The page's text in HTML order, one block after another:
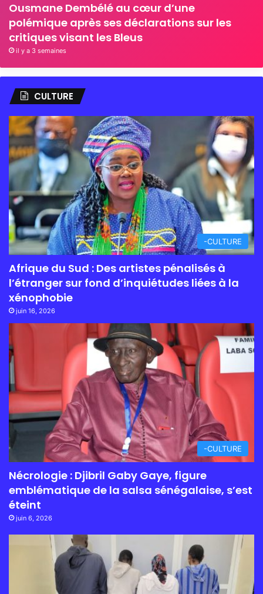
Ousmane Dembélé au cœur d’une
polémique après ses déclarations sur les
critiques visant les Bleus
il y a 3 semaines
CULTURE
-CULTURE
Afrique du Sud : Des artistes pénalisés à
l’étranger sur fond d’inquiétudes liées à la
xénophobie
juin 16, 2026
-CULTURE
Nécrologie : Djibril Gaby Gaye, figure
emblématique de la salsa sénégalaise, s’est
éteint
juin 6, 2026